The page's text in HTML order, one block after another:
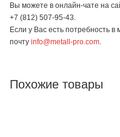
Вы можете в онлайн-чате на
+7 (812) 507-95-43.
Если у Вас есть потребность в
почту info@metall-pro.com
Похожие товары